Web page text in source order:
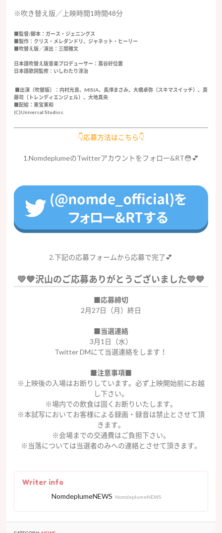
※吹き替え版／上映時間1時間48分
■監督/脚本：ガース・ジェニングス
■製作：クリス・メレダンドリ、ジャネット・ヒーリー
■吹替え版／演出：三間雅文
日本語吹替え版音楽プロデューサー：蔦谷好位置
日本語歌詞監修：いしわたり淳治
■出演（吹替版）：内村光良、MISIA、長澤まさみ、大橋卓弥（スキマスイッチ）、斎
藤司（トレンディエンジェル）、大地真央
■配給：東宝東和
(C)Universal Studios.
👇応募方法はこちら👇
1.NomdeplumeのTwitterアカウントをフォロー&RT😳💕
2.下記の応募フォームから応募で完了💕
💛💙沢山のご応募ありがとうございました💛💙
■応募締切
2月27日（月）終日
■当選連絡
3月1日（水）
Twitter DMにて当選連絡をします！
■注意事項■
※上映後の入場はお断りしています。必ず上映開始前にお越
し下さい。
※場内での飲食は固くお断りいたします。
※本試写においてお客様による録画・録音は禁止とさせて頂
きます。
※会場までの交通費はご負担下さい。
※当落については当選者のみへの連絡とさせて頂きます。
Writer info
NomdeplumeNEWS NomdeplumeNEWS